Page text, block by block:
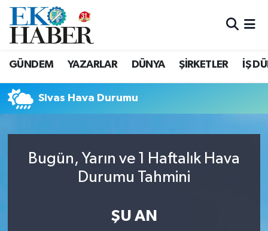
GÜNDEM YAZARLAR DÜNYA ŞİRKETLER İŞ
Sivas Hava Durumu
Bugün, Yarın ve 1 Haftalık Hava
Durumu Tahmini
ŞU AN
Hava Durumu
Süper Lig Puan Durumu ve Fikstür
Tüm Manşetler
Son Dakika Haberleri